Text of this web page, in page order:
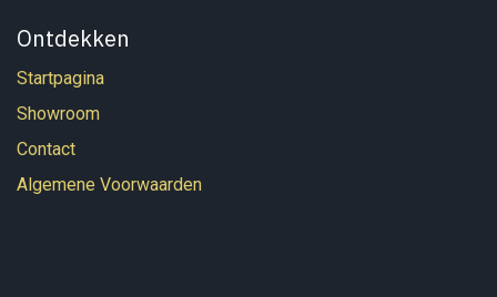
Ontdekken
Startpagina
Showroom
Contact
Algemene Voorwaarden